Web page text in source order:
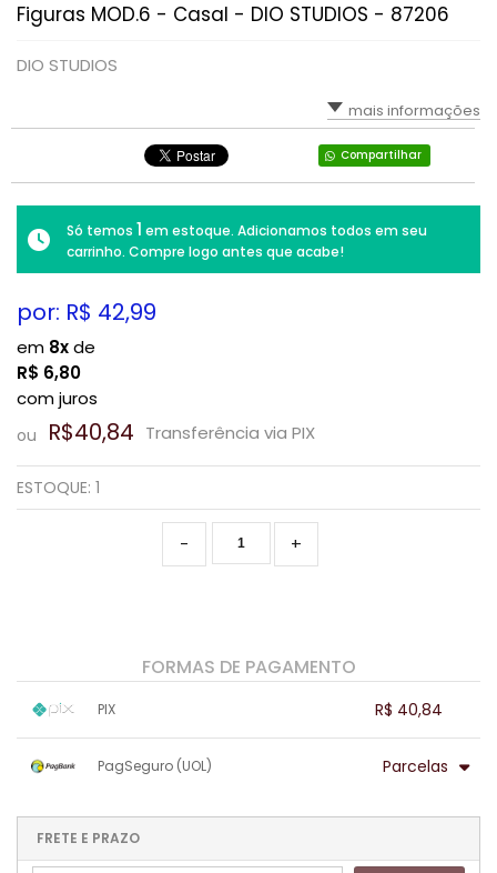
Figuras MOD.6 - Casal - DIO STUDIOS - 87206
DIO STUDIOS
mais informações
Compartilhar
Só temos 1 em estoque. Adicionamos todos em seu
carrinho. Compre logo antes que acabe!
por: R$ 42,99
em 8xde
R$ 6,80
com juros
ou R$40,84 Transferência via PIX
ESTOQUE: 1
+
-
FORMAS DE PAGAMENTO
PIX R$ 40,84
.
PagSeguro (UOL) Parcelas
2x sem juros de R$ 21,50
3x com juros de R$ 15,65
8x com juros de R$ 6,80
FRETE E PRAZO